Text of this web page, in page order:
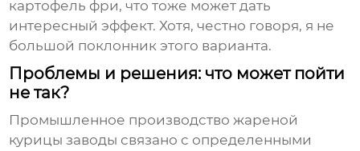
картофель фри, что тоже может дать
интересный эффект. Хотя, честно говоря, я не
большой поклонник этого варианта.
Проблемы и решения: что может пойти
не так?
Промышленное производствожареной
курицы заводы связано с определенными